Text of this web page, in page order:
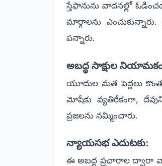
స్తేఫానును వాదనల్లో
మార్గాలను
పన్నారు.
అబద్ధ సాక్షుల
యూదుల మత పెద్దలు
మోషేకు వ్యతిరేకంగా,
ప్రజలను నమ్మించారు.
న్యాయసభ ఎదుటకు:
ఈ అబద్ధ ప్రచారాల ద్వారా